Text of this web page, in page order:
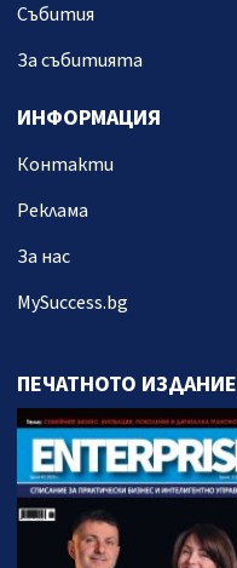
Събития
За събитията
ИНФОРМАЦИЯ
Контакти
Реклама
За нас
MySuccess.bg
ПЕЧАТНОТО ИЗДАНИЕ